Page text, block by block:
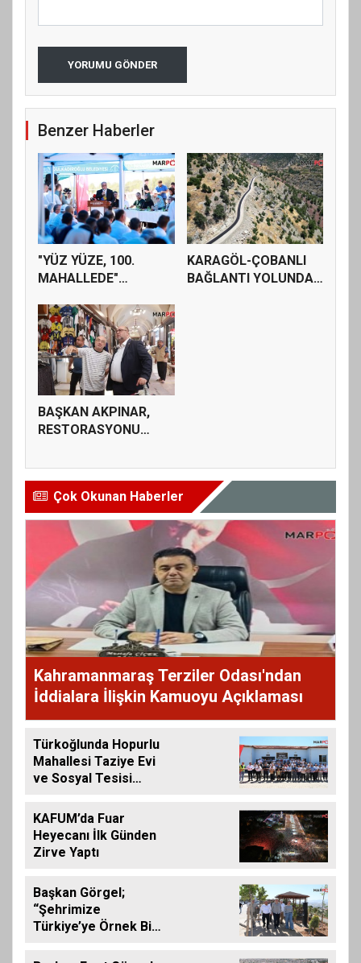
YORUMU GÖNDER
Benzer Haberler
"YÜZ YÜZE, 100.
MAHALLEDE"
GÜZELYUR...
KARAGÖL-ÇOBANLI
BAĞLANTI YOLUNDA
BAŞKAN AKPINAR,
RESTORASYONU
TARİH...
Çok Okunan Haberler
Kahramanmaraş Terziler Odası'ndan
İddialara İlişkin Kamuoyu Açıklaması
Türkoğlunda Hopurlu
Mahallesi Taziye Evi
ve Sosyal Tesisi
KAFUM’da Fuar
Heyecanı İlk Günden
Zirve Yaptı
Başkan Görgel;
“Şehrimize
Türkiye’ye Örnek Bir